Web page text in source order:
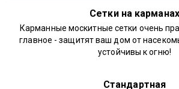
Сетки на карманах
Карманные москитные сетки очень
главное - защитят ваш дом от
устойчивы к огню!
Стандартная